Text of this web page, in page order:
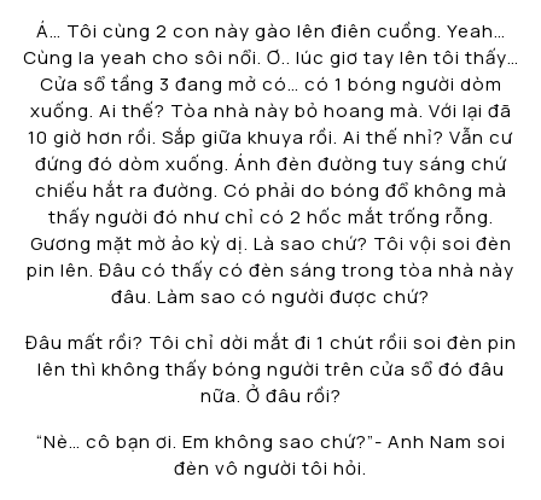
Á… Tôi cùng 2 con này gào lên điên cuồng. Yeah…
Cùng la yeah cho sôi nổi. Ơ.. lúc giơ tay lên tôi thấy…
Cửa sổ tầng 3 đang mở có… có 1 bóng người dòm
xuống. Ai thế? Tòa nhà này bỏ hoang mà. Với lại đã
10 giờ hơn rồi. Sắp giữa khuya rồi. Ai thế nhỉ? Vẫn cư
đứng đó dòm xuống. Ánh đèn đường tuy sáng chứ
chiếu hắt ra đường. Có phải do bóng đổ không mà
thấy người đó như chỉ có 2 hốc mắt trống rỗng.
Gương mặt mờ ảo kỳ dị. Là sao chứ? Tôi vội soi đèn
pin lên. Đâu có thấy có đèn sáng trong tòa nhà này
đâu. Làm sao có người được chứ?
Đâu mất rồi? Tôi chỉ dời mắt đi 1 chút rồii soi đèn pin
lên thì không thấy bóng người trên cửa sổ đó đâu
nữa. Ở đâu rồi?
“Nè… cô bạn ơi. Em không sao chứ?”- Anh Nam soi
đèn vô người tôi hỏi.